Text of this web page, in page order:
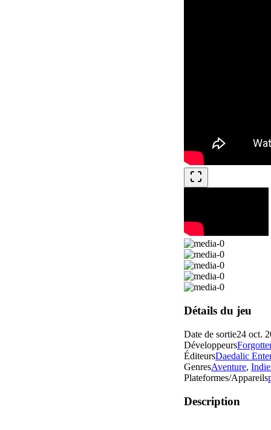
Détails du jeu
Date de sortie24 oct.
Développeurs
ÉditeursDaedalic
GenresAventure,
Plateformes/Appareils
Description